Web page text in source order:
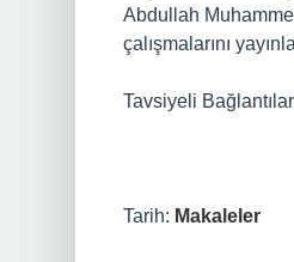
Abdullah
çalışmalarını
Tavsiyeli
Tarih: Makaleler